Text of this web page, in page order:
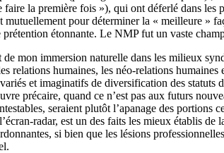
la première fois »), qui ont déferlé dans
mutuellement pour déterminer la « meilleure »
étonnante. Le NMP fut un vaste
mon immersion naturelle dans les milieux
relations humaines, les néo-relations
et imaginatifs de diversification des
précaire, quand ce n’est pas aux futurs
seraient plutôt l’apanage des
radar, est un des faits les mieux établis de
si bien que les lésions